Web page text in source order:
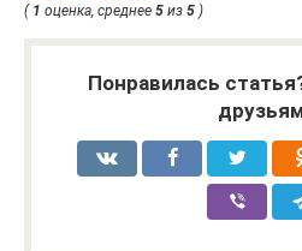
( 1 оценка, среднее 5 из 5 )
Понравилась